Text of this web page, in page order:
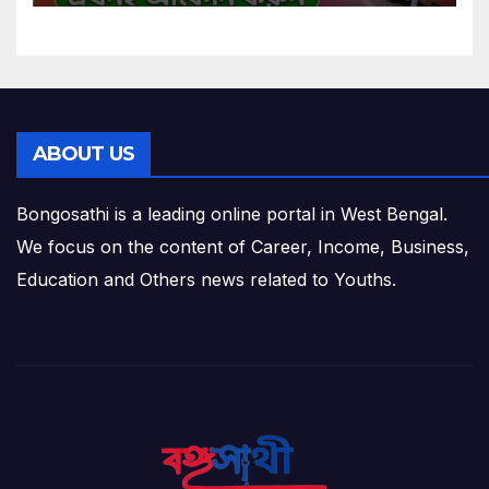
ABOUT US
Bongosathi is a leading online portal in West Bengal.
We focus on the content of Career, Income, Business,
Education and Others news related to Youths.